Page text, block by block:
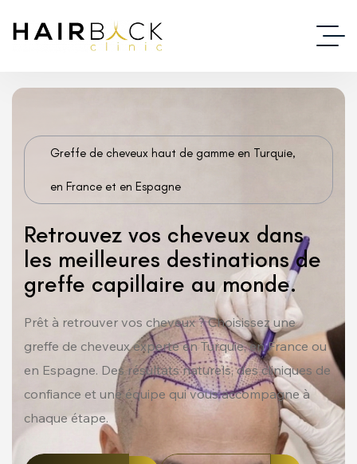
Greffe de cheveux haut de gamme en Turquie,
en France et en Espagne
Retrouvez vos cheveux dans
les meilleures destinations de
greffe capillaire au monde.
Prêt à retrouver vos cheveux ? Choisissez une
greffe de cheveux experte en Turquie, en France ou
en Espagne. Des résultats naturels, des cliniques de
confiance et une équipe qui vous accompagne à
chaque étape.